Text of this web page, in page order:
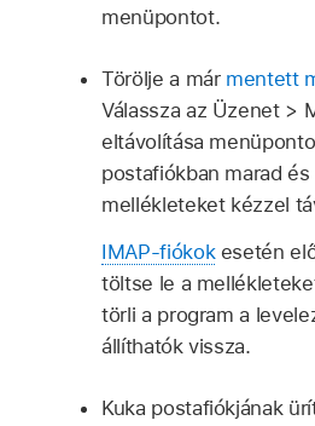
menüpontot.
Törölje a már mentett
Válassza az Üzenet >
eltávolítása
postafiókban marad
mellékleteket kézzel
IMAP-fiókokesetén
töltse le a
törli a program a
állíthatók vissza.
Kuka postafiókjának